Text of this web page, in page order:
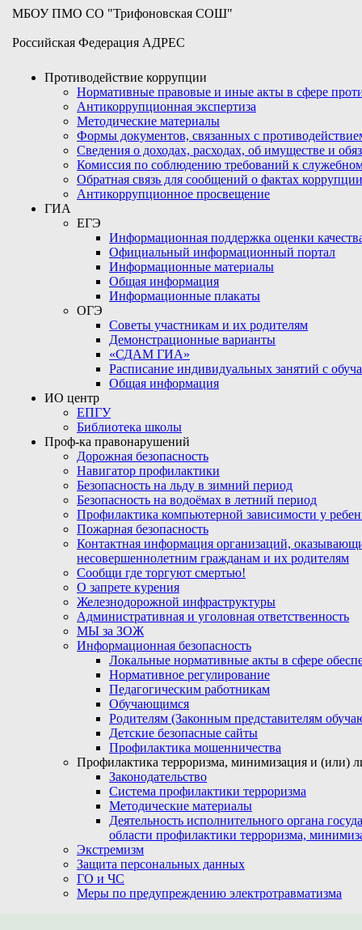
МБОУ ПМО СО "Трифоновская СОШ"
Российская Федерация АДРЕС
Противодействие коррупции
Нормативные правовые и иные акты в сфере
Антикоррупционная экспертиза
Методические материалы
Формы документов, связанных с
Сведения о доходах, расходах, об имуществе и
Комиссия по соблюдению требований к
Обратная связь для сообщений о фактах коррупции
Антикоррупционное просвещение
ГИА
ЕГЭ
Информационная поддержка оценки
Официальный информационный портал
Информационные материалы
Общая информация
Информационные плакаты
ОГЭ
Советы участникам и их родителям
Демонстрационные варианты
«СДАМ ГИА»
Расписание индивидуальных занятий с
Общая информация
ИО центр
ЕПГУ
Библиотека школы
Проф-ка правонарушений
Дорожная безопасность
Навигатор профилактики
Безопасность на льду в зимний период
Безопасность на водоёмах в летний период
Профилактика компьютерной зависимости у
Пожарная безопасность
Контактная информация организаций,
несовершеннолетним гражданам и их родителям
Сообщи где торгуют смертью!
О запрете курения
Железнодорожной инфраструктуры
Административная и уголовная ответственность
МЫ за ЗОЖ
Информационная безопасность
Локальные нормативные акты в сфере
Нормативное регулирование
Педагогическим работникам
Обучающимся
Родителям (Законным представителям
Детские безопасные сайты
Профилактика мошенничества
Профилактика терроризма, минимизация и (или)
Законодательство
Система профилактики терроризма
Методические материалы
Деятельность исполнительного органа
области профилактики терроризма,
Экстремизм
Защита персональных данных
ГО и ЧС
Меры по предупреждению электротравматизма